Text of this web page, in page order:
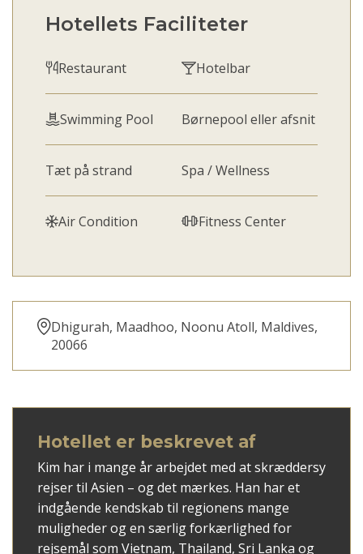
Hotellets Faciliteter
Restaurant Hotelbar
Swimming Pool Børnepool eller afsnit
Tæt på strand Spa / Wellness
Air Condition Fitness Center
Dhigurah, Maadhoo, Noonu Atoll, Maldives,
20066
Hotellet er beskrevet af
Kim har i mange år arbejdet med at skræddersy
rejser til Asien – og det mærkes. Han har et
indgående kendskab til regionens mange
muligheder og en særlig forkærlighed for
rejsemål som Vietnam, Thailand, Sri Lanka og